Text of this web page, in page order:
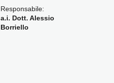
Responsabile:
a.i. Dott. Alessio
Borriello